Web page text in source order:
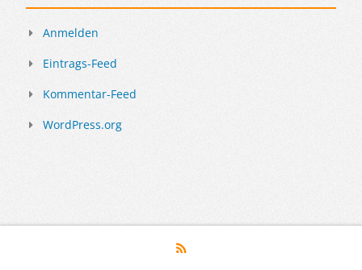
Anmelden
Eintrags-Feed
Kommentar-Feed
WordPress.org